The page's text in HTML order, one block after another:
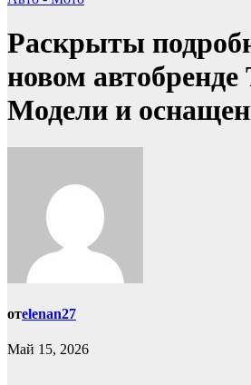
Раскрыты
новом автобренде
Модели и
отelenan27
Май 15, 2026